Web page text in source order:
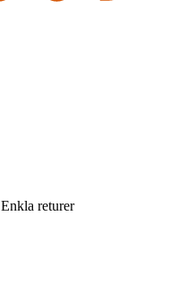
Enkla returer